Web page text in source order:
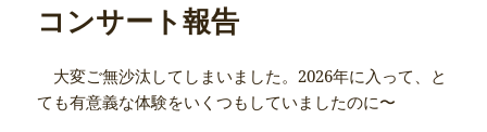
コンサート報告
大変ご無沙汰してしまいました。2026年に入って、と
ても有意義な体験をいくつもしていましたのに〜